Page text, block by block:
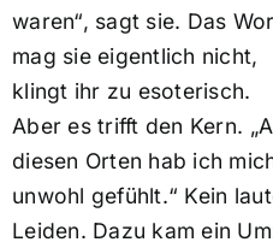
waren“, sagt sie. Das
mag sie eigentlich nicht,
klingt ihr zu esoterisch.
Aber es trifft den Kern.
diesen Orten hab ich
unwohl gefühlt.“ Kein
Leiden. Dazu kam ein